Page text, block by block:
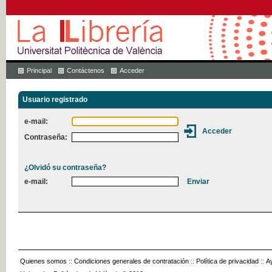
Principal Contáctenos Acceder
Usuario registrado
e-mail:
Contraseña:
¿Olvidó su contraseña?
e-mail:
Quienes somos :: Condiciones generales de contratación :: Política de privacidad ::